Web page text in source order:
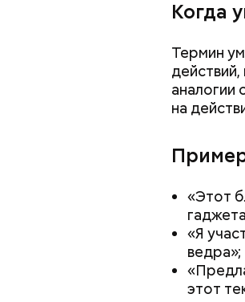
Когда
Термин
на
«Этот
«Я
ведра»;
этот
чеснок;
соль.
Вред
Фото: